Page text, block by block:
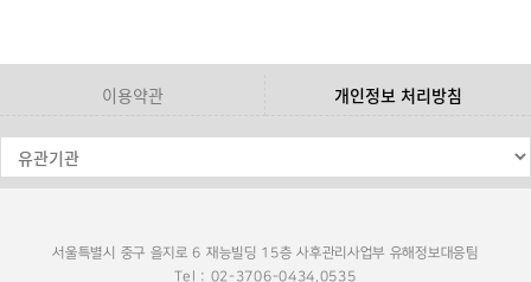
이용약관 개인정보 처리방침
서울특별시 중구 을지로 6 재능빌딩 15층 사후관리사업부 유해정보대응팀
Tel : 02-3706-0434,0535